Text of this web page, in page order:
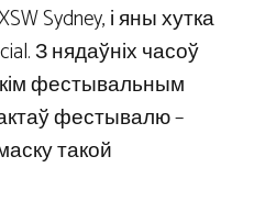
Sydney, і яны хутка
З нядаўніх часоў
фестывальным
фестывалю –
такой